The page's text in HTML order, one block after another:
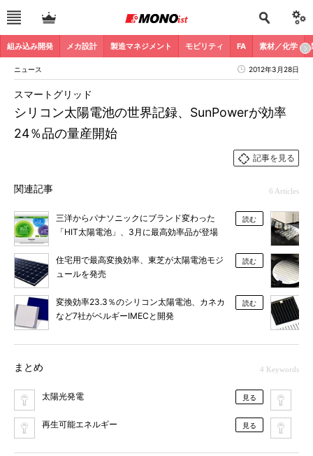
組み込み開発 メカ設計 製造マネジメント モビリティ FA 素材／化学
ニュース 2012年3月28日
シリコン太陽電池の世界記録、SunPowerが効率
24％品の量産開始
スマートグリッド
記事を見る
関連記事 6 Articles
三洋からパナソニックにブランド変わった
「HIT太陽電池」、3月に最高効率品が登場
読む
住宅用で最高変換効率、東芝が太陽電池モジ
ュールを発売
読む
変換効率23.3％のシリコン太陽電池、カネカ
など7社がベルギーIMECと開発
読む
まとめ 4 Keywords
太陽光発電 見る
再生可能エネルギー 見る